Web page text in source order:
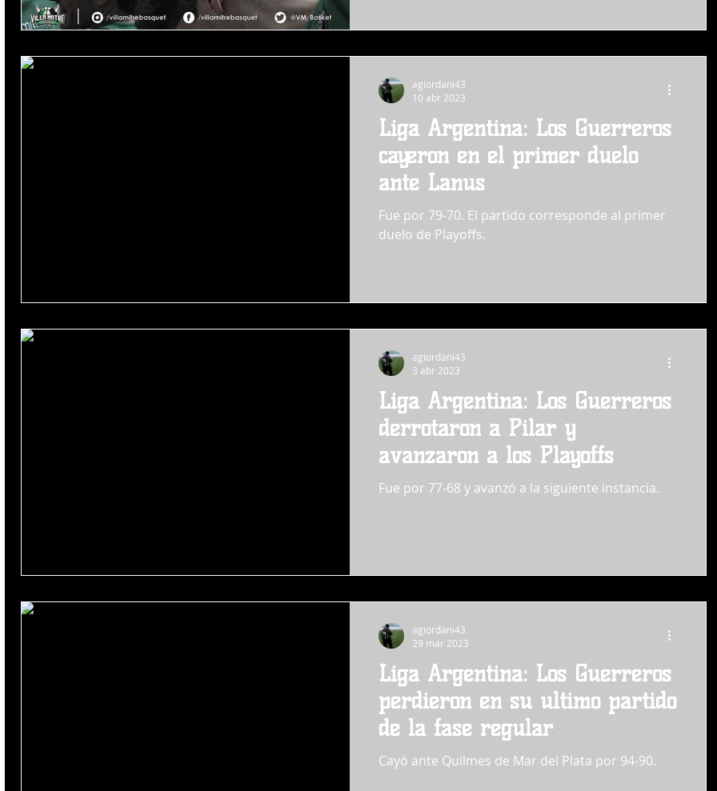
Liga Argentina: Los Guerreros
cayeron en el primer duelo
ante Lanús
Fue por 79-70. El partido corresponde al primer
duelo de Playoffs.
agiordani43
10 abr 2023
Liga Argentina: Los Guerreros
derrotaron a Pilar y
avanzaron a los Playoffs
Fue por 77-68 y avanzó a la siguiente instancia.
agiordani43
3 abr 2023
Liga Argentina: Los Guerreros
perdieron en su último partido
de la fase regular
Cayó ante Quilmes de Mar del Plata por 94-90.
agiordani43
29 mar 2023